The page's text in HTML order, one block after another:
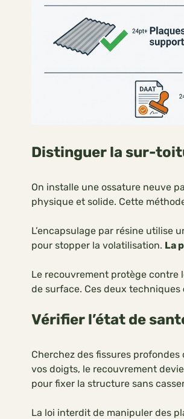
Distinguer la sur-
On installe une ossature neuve
physique et solide. Cette
L’encapsulage par résine utilise
pour stopper la volatilisation. La
Le recouvrement protège contre
de surface. Ces deux techniques
Vérifier l’état de
Cherchez des fissures
vos doigts, le recouvrement
pour fixer la structure sans
La loi interdit de manipuler des